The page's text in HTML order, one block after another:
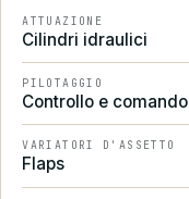
ATTUAZIONE
Cilindri idraulici
PILOTAGGIO
Controllo e comando
VARIATORI D'ASSETTO
Flaps